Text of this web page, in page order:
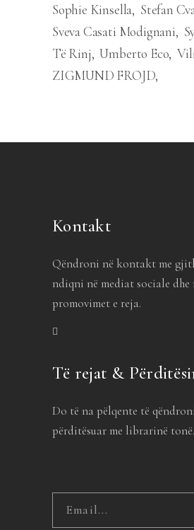
Sophie Kinsella Stefan
Sveva Casati Modignani
Të Rinj Umberto Eco
ZIGMUND FROJD
Kontakt
Qëndroni në kontakt me
ndiqni në mediat sociale dhe
promovimet e reja.
Të rejat &
Do të na pëlqente të
përditësuar me librarinë tonë.